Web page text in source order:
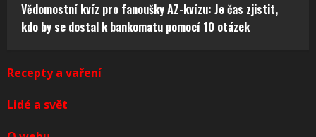
Vědomostní kvíz pro fanoušky AZ-kvízu: Je čas zjistit,
kdo by se dostal k bankomatu pomocí 10 otázek
Recepty a vaření
Lidé a svět